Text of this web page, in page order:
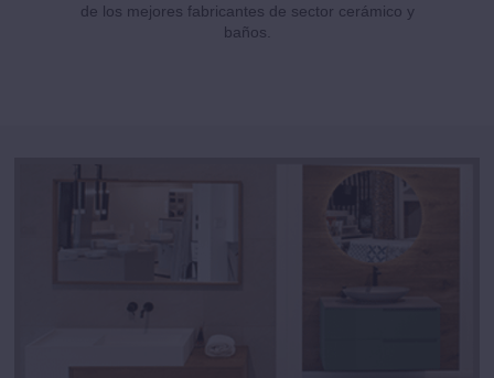
de los mejores fabricantes de sector cerámico y
baños.